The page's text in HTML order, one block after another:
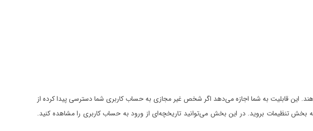
این قابلیت به شما اجازه می‌دهد اگر شخص غیر مجازی به حساب کاربری شما دسترسی پیدا کرده از
بخش تنظیمات بروید. در این بخش می‌توانید تاریخچه‌ای از ورود به حساب کاربری را مشاهده کنید.